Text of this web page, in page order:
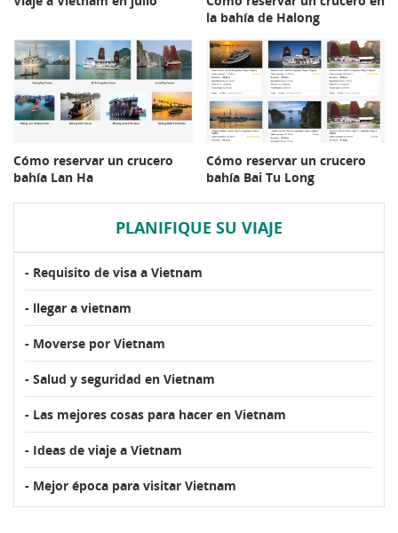
la bahía de Halong
Cómo reservar un crucero
bahía Lan Ha
Cómo reservar un crucero
bahía Bai Tu Long
PLANIFIQUE SU VIAJE
- Requisito de visa a Vietnam
- llegar a vietnam
- Moverse por Vietnam
- Salud y seguridad en Vietnam
- Las mejores cosas para hacer en Vietnam
- Ideas de viaje a Vietnam
- Mejor época para visitar Vietnam